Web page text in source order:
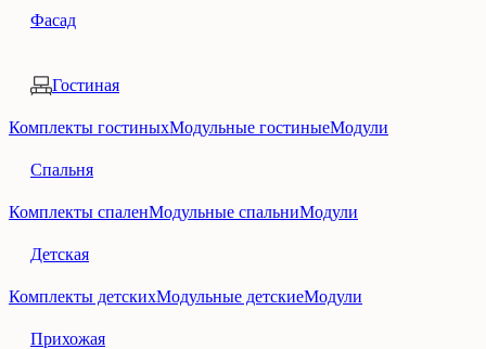
Фасад
Гостиная
Комплекты гостиныхМодульные гостиныеМодули
Спальня
Комплекты спаленМодульные спальниМодули
Детская
Комплекты детскихМодульные детскиеМодули
Прихожая